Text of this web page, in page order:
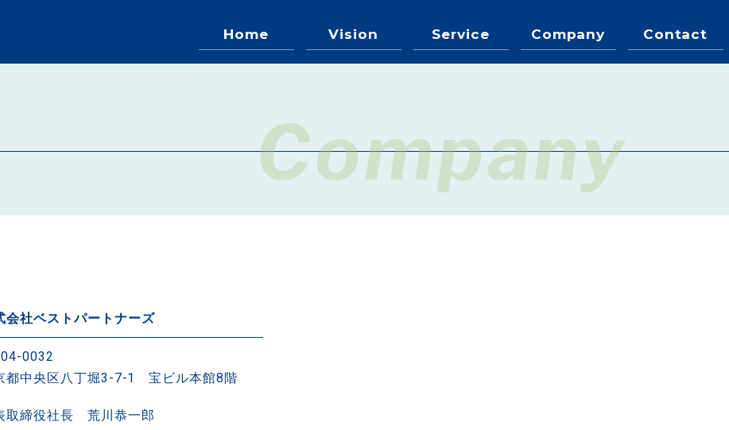
Home Vision Service Company Contact
Company
会社ベストパートナーズ
0032
都中央区八丁堀3-7-1宝ビル本館8階
取締役社長 荒川恭一郎